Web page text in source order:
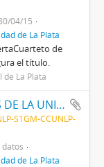
04/15
de La Plata
de
el título.
de La Plata
CUARTETO DE CUERDAS DE LA UNIVERSIDAD NACIONAL DE LA PLATA
S1GM-CCUNLP-
datos
de La Plata